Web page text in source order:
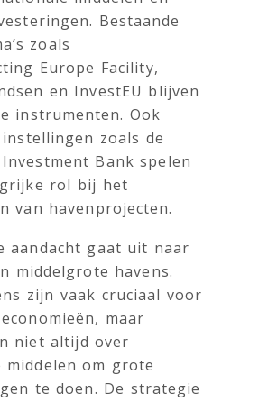
Bestaande
zoals
Europe Facility,
en InvestEU blijven
instrumenten. Ook
zoals de
Bank spelen
rol bij het
van havenprojecten.
aandacht gaat uit naar
middelgrote havens.
zijn vaak cruciaal voor
maar
niet altijd over
middelen om grote
te doen. De strategie